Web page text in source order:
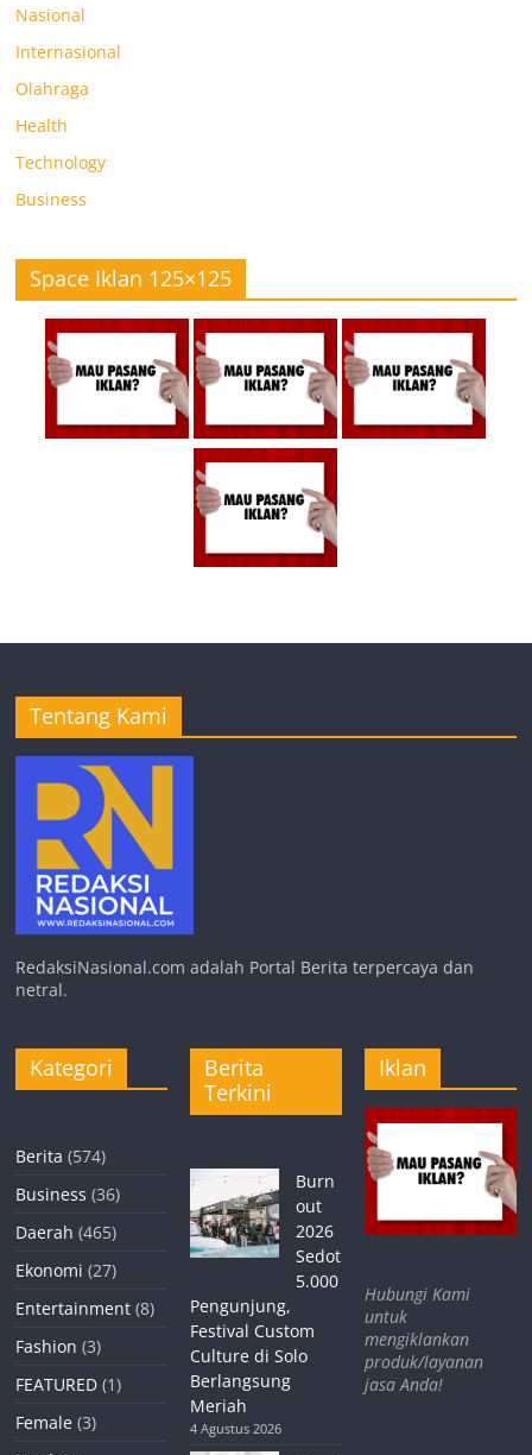
Nasional
Internasional
Olahraga
Health
Technology
Business
Space Iklan 125×125
Tentang Kami
RedaksiNasional.com adalah Portal Berita terpercaya dan
netral.
Kategori
Berita (574)
Business (36)
Daerah (465)
Ekonomi (27)
Entertainment (8)
Fashion (3)
FEATURED (1)
Female (3)
Berita
Terkini
Burn
out
2026
Sedot
5.000
Pengunjung,
Festival Custom
Culture di Solo
Berlangsung
Meriah
4 Agustus 2026
Iklan
Hubungi Kami
untuk
mengiklankan
produk/layanan
jasa Anda!